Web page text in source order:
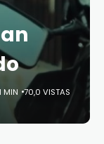
MIN 70,0 VISTAS